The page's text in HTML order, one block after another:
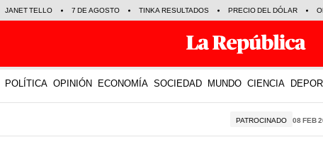
JANET TELLO 7 DE AGOSTO TINKA RESULTADOS PRECIO DEL DÓLAR
POLÍTICA OPINIÓN ECONOMÍA SOCIEDAD MUNDO CIENCIA
PATROCINADO 08 Feb